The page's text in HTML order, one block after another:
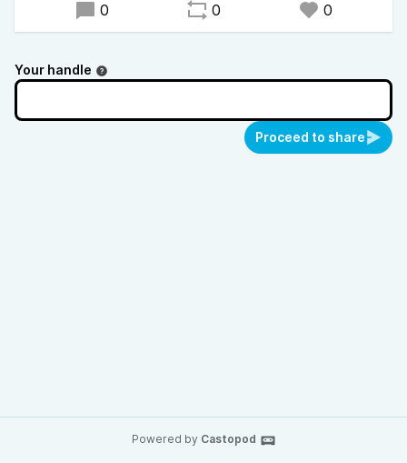
0 0 0
Your handle
Proceed to share
Powered by Castopod